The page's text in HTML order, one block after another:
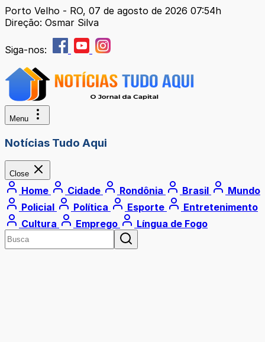
Porto Velho - RO, 07 de agosto de 2026 07:54h
Direção: Osmar Silva
Siga-nos:
Menu
Notícias Tudo Aqui
Close
Home Cidade Rondônia Brasil
Mundo
Policial
Política Esporte
Entretenimento
Cultura
Emprego Língua de Fogo